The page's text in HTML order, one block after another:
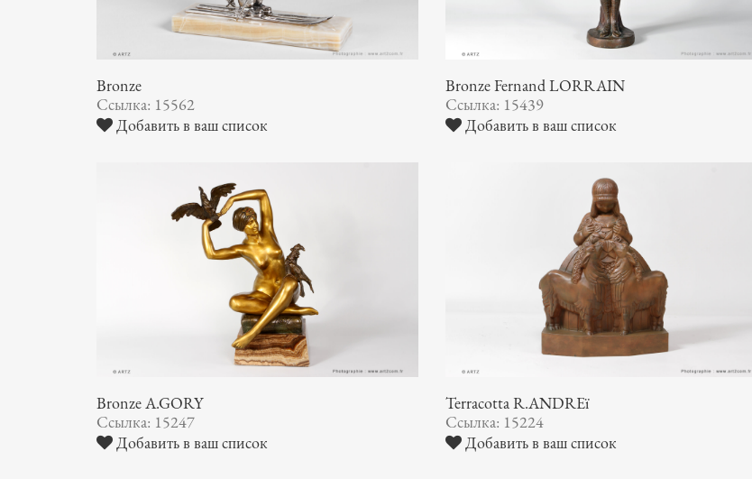
Bronze
Ссылка: 15562
Добавить в ваш список
Bronze Fernand LORRAIN
Ссылка: 15439
Добавить в ваш список
Bronze A.GORY
Ссылка: 15247
Добавить в ваш список
Terracotta R.ANDREï
Ссылка: 15224
Добавить в ваш список